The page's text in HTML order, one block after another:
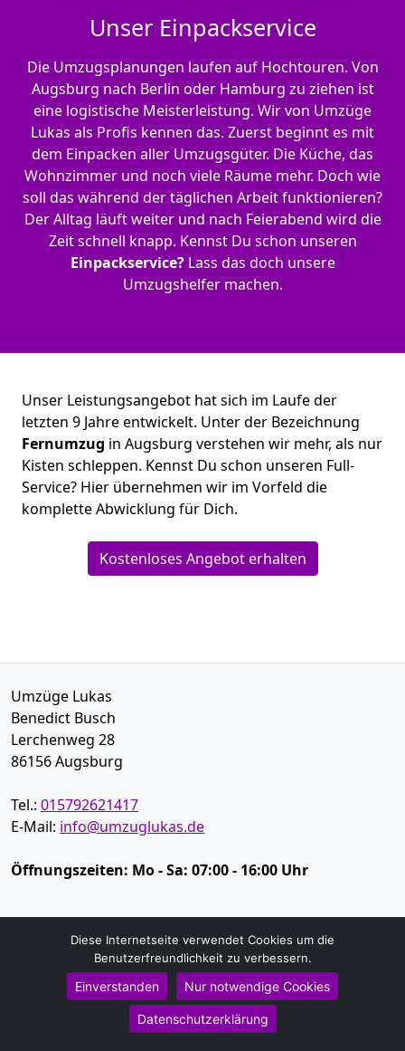
Unser Einpackservice
Die Umzugsplanungen laufen auf Hochtouren. Von
Augsburg nach Berlin oder Hamburg zu ziehen ist
eine logistische Meisterleistung. Wir von Umzüge
Lukas als Profis kennen das. Zuerst beginnt es mit
dem Einpacken aller Umzugsgüter. Die Küche, das
Wohnzimmer und noch viele Räume mehr. Doch wie
soll das während der täglichen Arbeit funktionieren?
Der Alltag läuft weiter und nach Feierabend wird die
Zeit schnell knapp. Kennst Du schon unseren
Einpackservice?Lass das doch unsere
Umzugshelfer machen.
Unser Leistungsangebot hat sich im Laufe der
letzten 9 Jahre entwickelt. Unter der Bezeichnung
Fernumzug in Augsburg verstehen wir mehr, als nur
Kisten schleppen. Kennst Du schon unseren Full-
Service? Hier übernehmen wir im Vorfeld die
komplette Abwicklung für Dich.
Kostenloses Angebot erhalten
Umzüge Lukas
Benedict Busch
Lerchenweg 28
86156Augsburg
Tel.: 015792621417
E-Mail: info@umzuglukas.de
Öffnungszeiten: Mo - Sa: 07:00 - 16:00 Uhr
Datenschutz
Umzugsservice
Umzugsservice Augsburg
Diese Internetseite verwendet Cookies um die
Benutzerfreundlichkeit zu verbessern.
Einverstanden Nur notwendige Cookies
Datenschutzerklärung